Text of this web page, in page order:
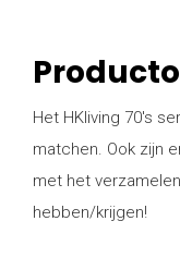
Het HKliving 70's
matchen. Ook zijn
met het
hebben/krijgen!